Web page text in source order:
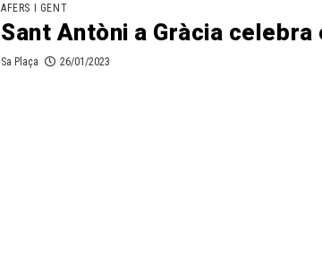
AFERS I GENT
Sant Antòni a Gràcia
Sa Plaça 26/01/2023